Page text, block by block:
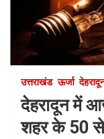
उत्तराखंड ऊर्जा
देहरादून में
शहर के 50 से